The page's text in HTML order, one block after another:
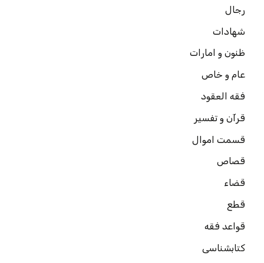
رجال
شهادات
ظنون و امارات
عام و خاص
فقه العقود
قرآن و تفسیر
قسمت اموال
قصاص
قضاء
قطع
قواعد فقه
کتابشناسی